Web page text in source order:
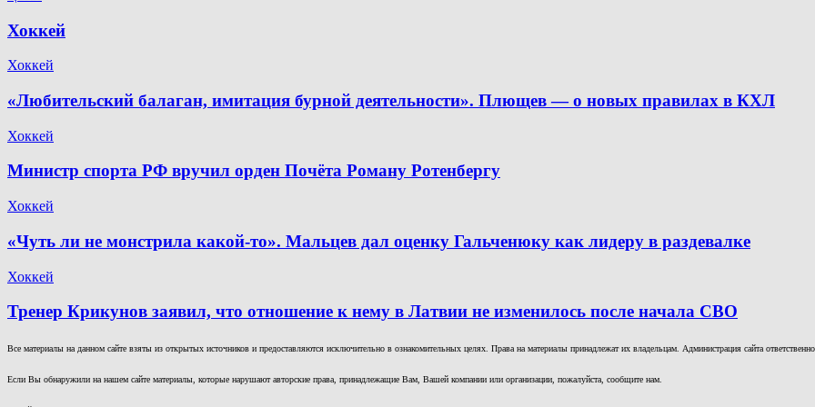
Хоккей
Хоккей
«Любительский балаган, имитация бурной деятельности». Плющев — о новых правилах в КХЛ
Хоккей
Министр спорта РФ вручил орден Почёта Роману Ротенбергу
Хоккей
«Чуть ли не монстрила какой-то». Мальцев дал оценку Гальченюку как лидеру в раздевалке
Хоккей
Тренер Крикунов заявил, что отношение к нему в Латвии не изменилось после начала СВО
Все материалы на данном сайте взяты из открытых источников и предоставляются исключительно в ознакомительных целях. Права на материалы принадлежат их владельцам. Администрация сайта
Если Вы обнаружили на нашем сайте материалы, которые нарушают авторские права, принадлежащие Вам, Вашей компании или организации, пожалуйста, сообщите нам.